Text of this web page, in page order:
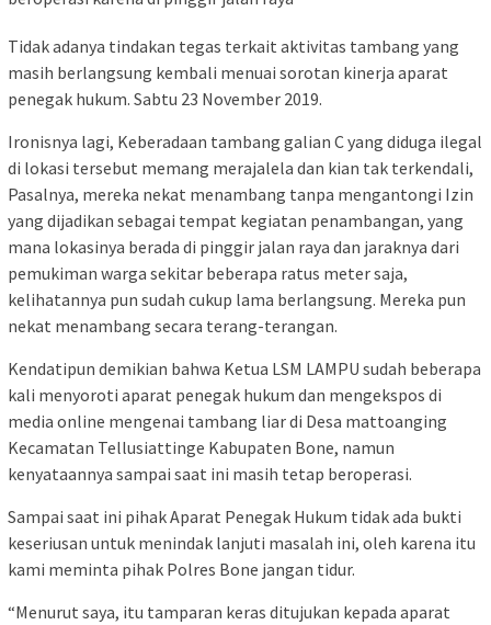
Tidak adanya tindakan tegas terkait aktivitas tambang yang
masih berlangsung kembali menuai sorotan kinerja aparat
penegak hukum. Sabtu 23 November 2019.
Ironisnya lagi, Keberadaan tambang galian C yang diduga ilegal
di lokasi tersebut memang merajalela dan kian tak terkendali,
Pasalnya, mereka nekat menambang tanpa mengantongi Izin
yang dijadikan sebagai tempat kegiatan penambangan, yang
mana lokasinya berada di pinggir jalan raya dan jaraknya dari
pemukiman warga sekitar beberapa ratus meter saja,
kelihatannya pun sudah cukup lama berlangsung. Mereka pun
nekat menambang secara terang-terangan.
Kendatipun demikian bahwa Ketua LSM LAMPU sudah beberapa
kali menyoroti aparat penegak hukum dan mengekspos di
media online mengenai tambang liar di Desa mattoanging
Kecamatan Tellusiattinge Kabupaten Bone, namun
kenyataannya sampai saat ini masih tetap beroperasi.
Sampai saat ini pihak Aparat Penegak Hukum tidak ada bukti
keseriusan untuk menindak lanjuti masalah ini, oleh karena itu
kami meminta pihak Polres Bone jangan tidur.
“Menurut saya, itu tamparan keras ditujukan kepada aparat